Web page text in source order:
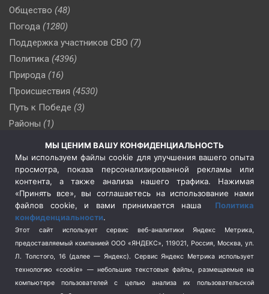
Общество (48)
Погода (1280)
Поддержка участников СВО (7)
Политика (4396)
Природа (16)
Происшествия (4530)
Путь к Победе (3)
Районы (1)
(509)
Сельское хозяйство (3)
Социальная политика
(3)
Спецоперация в Украине
Спецоперация на Украине
(404)
Спорт (740)
Терроризм (1)
Транспорт (262)
Туризм (178)
МЫ ЦЕНИМ ВАШУ КОНФИДЕНЦИАЛЬНОСТЬ
Мы используем файлы cookie для улучшения вашего опыта
просмотра, показа персонализированной рекламы или
контента, а также анализа нашего трафика. Нажимая
«Принять все», вы соглашаетесь на использование нами
файлов cookie, и вами принимается наша Политика
конфиденциальности.
Этот сайт использует сервис веб-аналитики Яндекс Метрика,
предоставляемый компанией ООО «ЯНДЕКС», 119021, Россия, Москва, ул.
Л. Толстого, 16 (далее — Яндекс). Сервис Яндекс Метрика использует
технологию «cookie» — небольшие текстовые файлы, размещаемые на
компьютере пользователей с целью анализа их пользовательской